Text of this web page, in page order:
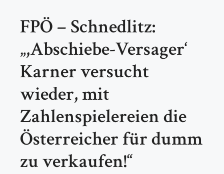
FPÖ – Schnedlitz:
„,Abschiebe-Versager‘
Karner versucht
wieder, mit
Zahlenspielereien die
Österreicher für dumm
zu verkaufen!“